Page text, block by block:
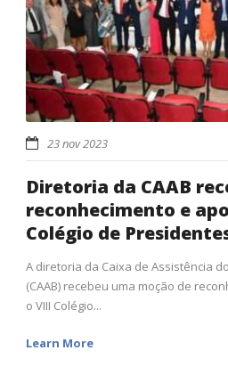
23 nov 2023
Diretoria da CAAB
reconhecimento e
Colégio de
A diretoria da Caixa de Assistência
(CAAB) recebeu uma moção de
o VIII Colégio...
Learn More